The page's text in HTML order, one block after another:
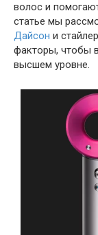
волос и
статье мы
Дайсон и
факторы, чтобы
высшем уровне.